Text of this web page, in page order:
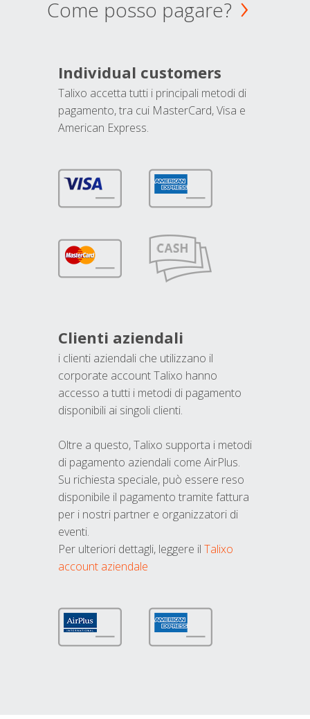
Come posso pagare?
Individual customers
Talixo accetta tutti i principali metodi di
pagamento, tra cui MasterCard, Visa e
American Express.
Clienti aziendali
i clienti aziendali che utilizzano il
corporate account Talixo hanno
accesso a tutti i metodi di pagamento
disponibili ai singoli clienti.
Oltre a questo, Talixo supporta i metodi
di pagamento aziendali come AirPlus.
Su richiesta speciale, può essere reso
disponibile il pagamento tramite fattura
per i nostri partner e organizzatori di
eventi.
Per ulteriori dettagli, leggere il Talixo
account aziendale